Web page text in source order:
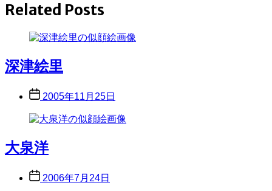
Related Posts
深津絵里
Post
date
2005年11月25日
大泉洋
Post
date
2006年7月24日